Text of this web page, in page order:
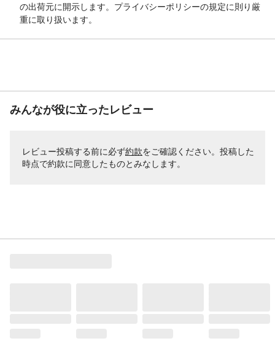
の出荷元に開示します。プライバシーポリシーの規定に則り厳
重に取り扱います。
みんなが役に立ったレビュー
レビュー投稿する前に必ず約款をご確認ください。投稿した
時点で約款に同意したものとみなします。